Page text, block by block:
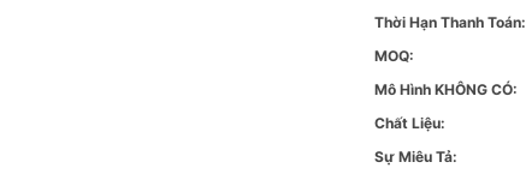
Thời Hạn Thanh Toán:
MOQ:
Mô Hình KHÔNG CÓ:
Chất Liệu:
Sự Miêu Tả: